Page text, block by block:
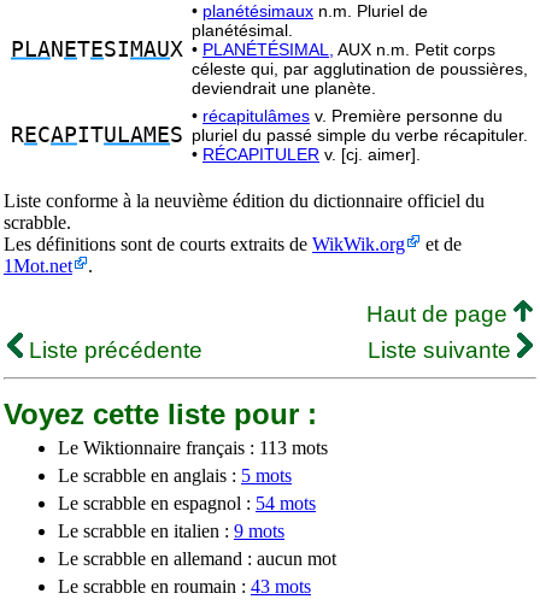
PLAN ETESI MAUX
• planétésimaux n.m. Pluriel de
planétésimal.
• PLANÉTÉSIMAL,
AUX n.m. Petit corps
céleste qui, par agglutination de poussières,
deviendrait une planète.
RECAPITULAMES
• récapitulâmes v. Première personne du
pluriel du passé simple du verbe récapituler.
• RÉCAPITULER v. [cj. aimer].
Liste conforme à la neuvième édition du dictionnaire officiel du
scrabble.
Les définitions sont de courts extraits de WikWik.org
et de
1Mot.net
.
Haut de page
Liste précédente
Liste suivante
Voyez cette liste pour :
Le Wiktionnaire français : 113 mots
Le scrabble en anglais : 5 mots
Le scrabble en espagnol : 54 mots
Le scrabble en italien : 9 mots
Le scrabble en allemand : aucun mot
Le scrabble en roumain : 43 mots